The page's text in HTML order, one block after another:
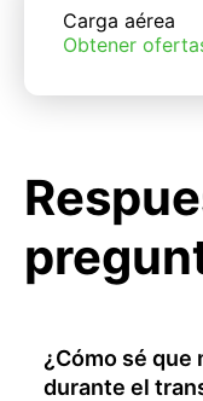
Carga aérea
Obtener
¿Cómo sé que
durante el